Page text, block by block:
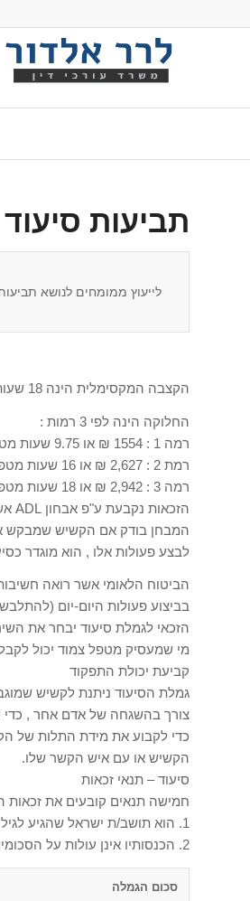
תביעות
לייעוץ ממומחים לנושא
הקצבה המקסימלית הינה 18 שעות מטפלת סיעודית בשבוע למקבלי קצבה בעין כלומר בטיפולים ממשים ללא תשלום כספי או 2,842 ₪ בחודש למקבלי קצבה בכסף.
החלוקה הינה לפי 3 רמות :
רמה 1 : 1554 ₪ או 9.75 שעות מטפלת סעודית.
רמת 2 : 2,627 ₪ או 16 שעות מטפלת סעודית .
רמה 3 : 2,942 ₪ או 18 שעות מטפלת סעודית.
הזכאות נקבעת ע"פ אבחון ADL אשר קובע אם אדם סעודי וזכאי לקצבה.
המבחן בודק אם הקשיש שמבקש
לבצע פעולות אלו , הוא מוגדר
הביטוח הלאומי אשר רואה
בביצוע פעולות היום-יום
הזכאי לגמלת סיעוד יבחר את
מי שמעסיק מטפל צמוד יכול
קביעת יכולת התפקוד
גמלת הסיעוד ניתנת לקשיש
צורך בהשגחה של אדם אחר , כדי
כדי לקבוע את מידת התלות של
הקשיש או עם איש הקשר שלו.
סיעוד – תנאי זכאות
חמישה תנאים קובעים את זכאות
1. הוא תושב/ת ישראל שהגיע לגיל פרישה.
2. הכנסותיו אינן עולות על הסכומים הבאים:
סכום הגמלה